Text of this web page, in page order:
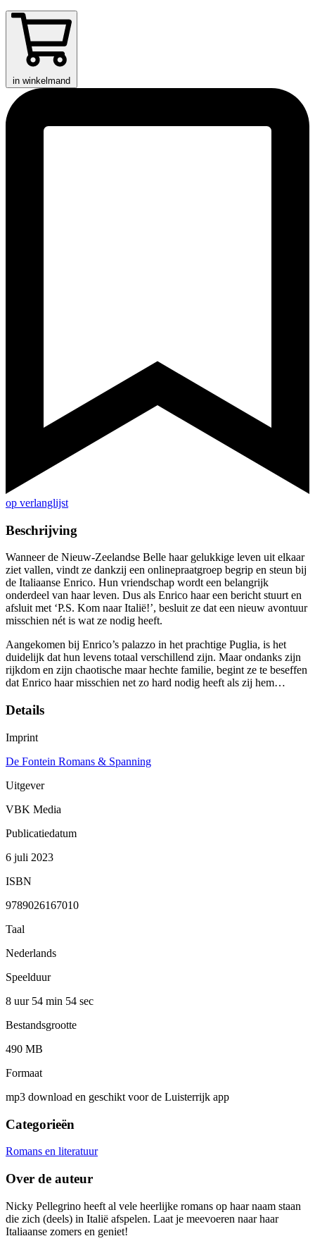
in winkelmand
op verlanglijst
Beschrijving
Wanneer de Nieuw-Zeelandse Belle haar gelukkige leven uit elkaar
ziet vallen, vindt ze dankzij een onlinepraatgroep begrip en steun bij
de Italiaanse Enrico. Hun vriendschap wordt een belangrijk
onderdeel van haar leven. Dus als Enrico haar een bericht stuurt en
afsluit met ‘P.S. Kom naar Italië!’, besluit ze dat een nieuw avontuur
misschien nét is wat ze nodig heeft.
Aangekomen bij Enrico’s palazzo in het prachtige Puglia, is het
duidelijk dat hun levens totaal verschillend zijn. Maar ondanks zijn
rijkdom en zijn chaotische maar hechte familie, begint ze te beseffen
dat Enrico haar misschien net zo hard nodig heeft als zij hem…
Details
Imprint
De Fontein Romans & Spanning
Uitgever
VBK Media
Publicatiedatum
6 juli 2023
ISBN
9789026167010
Taal
Nederlands
Speelduur
8 uur 54 min 54 sec
Bestandsgrootte
490 MB
Formaat
mp3 download en geschikt voor de Luisterrijk app
Categorieën
Romans en literatuur
Over de auteur
Nicky Pellegrino heeft al vele heerlijke romans op haar naam staan
die zich (deels) in Italië afspelen. Laat je meevoeren naar haar
Italiaanse zomers en geniet!